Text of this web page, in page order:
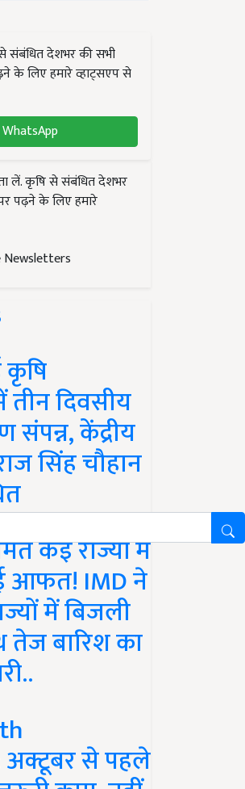
संबंधित देशभर की सभी
के लिए हमारे व्हाट्सएप से
लें. कृषि से संबंधित देशभर
पढ़ने के लिए हमारे
Newsletters
कृषि
तीन दिवसीय
संपन्न, केंद्रीय
सिंह चौहान
कई राज्यों में
आफत! IMD ने
में बिजली
बारिश का
से पहले